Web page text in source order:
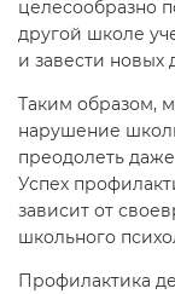
целесообразно
другой школе
и завести новых
Таким образом,
нарушение
преодолеть
Успех
зависит от
школьного
Профилактика